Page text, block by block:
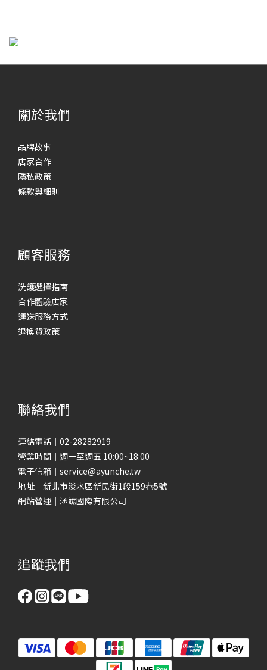
關於我們
品牌故事
店家合作
隱私政策
條款與細則
顧客服務
洗護選擇指南
合作體驗店家
運送服務方式
退換貨政策
聯絡我們
連絡電話｜02-28282919
營業時間｜週一至週五 10:00~18:00
電子信箱｜service@ayunche.tw
地址｜新北市淡水區新民街1段159巷5號
網站營運｜洆竑國際有限公司
追蹤我們